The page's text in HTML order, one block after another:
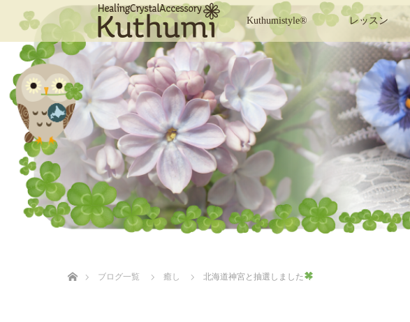
Kuthumistyle® レッスン
ブログ一覧
癒し 北海道神宮と抽選しました